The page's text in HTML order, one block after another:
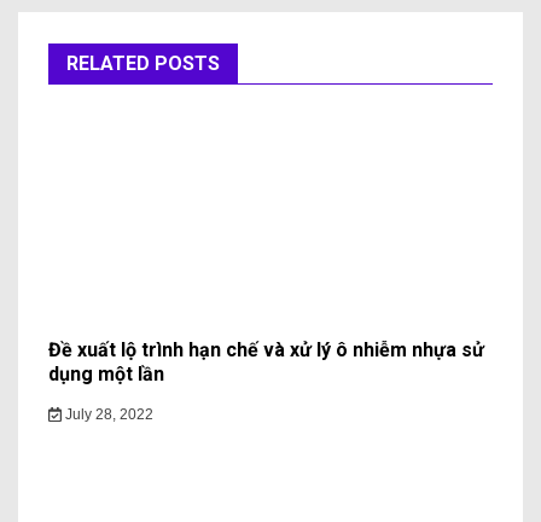
RELATED POSTS
Đề xuất lộ trình hạn chế và xử lý ô nhiễm nhựa sử
dụng một lần
July 28, 2022